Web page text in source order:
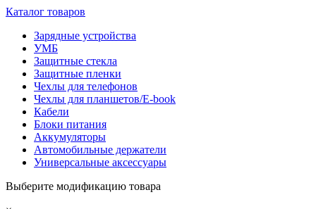
Каталог товаров
Зарядные устройства
УМБ
Защитные стекла
Защитные пленки
Чехлы для телефонов
Чехлы для планшетов/E-book
Кабели
Блоки питания
Аккумуляторы
Автомобильные держатели
Универсальные аксессуары
Выберите модификацию товара